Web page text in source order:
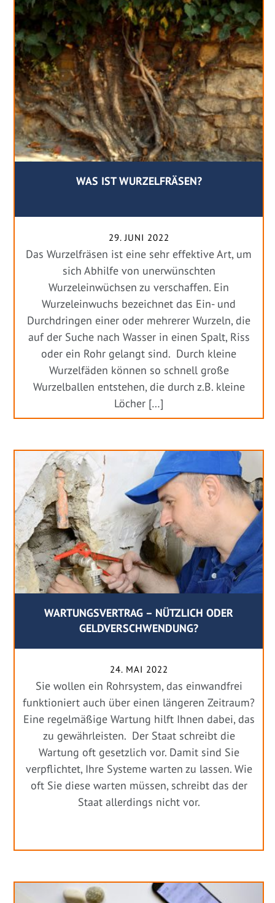
WAS IST WURZELFRÄSEN?
29. JUNI 2022
Das Wurzelfräsen ist eine sehr effektive Art, um
sich Abhilfe von unerwünschten
Wurzeleinwüchsen zu verschaffen. Ein
Wurzeleinwuchs bezeichnet das Ein- und
Durchdringen einer oder mehrerer Wurzeln, die
auf der Suche nach Wasser in einen Spalt, Riss
oder ein Rohr gelangt sind. Durch kleine
Wurzelfäden können so schnell große
Wurzelballen entstehen, die durch z.B. kleine
Löcher […]
WARTUNGSVERTRAG – NÜTZLICH ODER
GELDVERSCHWENDUNG?
24. MAI 2022
Sie wollen ein Rohrsystem, das einwandfrei
funktioniert auch über einen längeren Zeitraum?
Eine regelmäßige Wartung hilft Ihnen dabei, das
zu gewährleisten. Der Staat schreibt die
Wartung oft gesetzlich vor. Damit sind Sie
verpflichtet, Ihre Systeme warten zu lassen. Wie
oft Sie diese warten müssen, schreibt das der
Staat allerdings nicht vor.